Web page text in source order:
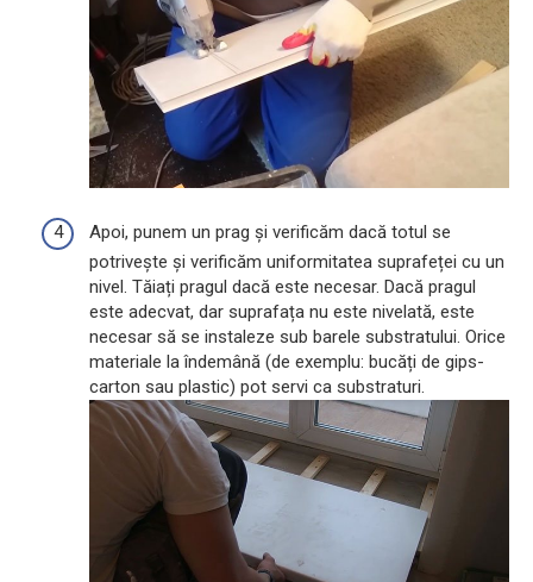
Apoi, punem un prag și verificăm dacă totul se
potrivește și verificăm uniformitatea suprafeței cu un
nivel. Tăiați pragul dacă este necesar. Dacă pragul
este adecvat, dar suprafața nu este nivelată, este
necesar să se instaleze sub barele substratului. Orice
materiale la îndemână (de exemplu: bucăți de gips-
carton sau plastic) pot servi ca substraturi.